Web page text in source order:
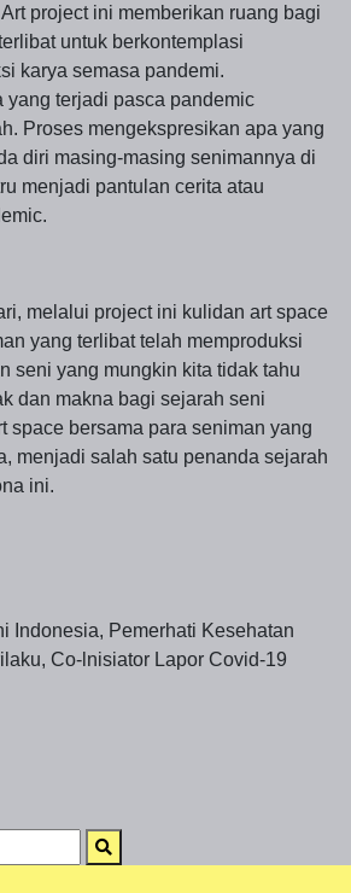
project ini memberikan ruang bagi
untuk berkontemplasi
karya semasa pandemi.
yang terjadi pasca pandemic
Proses mengekspresikan apa yang
diri masing-masing senimannya di
menjadi pantulan cerita atau
melalui project ini kulidan art space
yang terlibat telah memproduksi
seni yang mungkin kita tidak tahu
dan makna bagi sejarah seni
space bersama para seniman yang
menjadi salah satu penanda sejarah
ini.
Indonesia, Pemerhati Kesehatan
Co-lnisiator Lapor Covid-19